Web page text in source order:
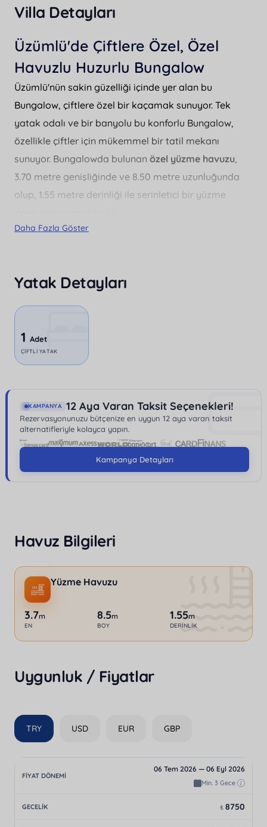
Villa Detayları
Üzümlü'de Çiftlere Özel, Özel
Havuzlu Huzurlu Bungalow
Üzümlü'nün sakin güzelliği içinde yer alan bu
Bungalow, çiftlere özel bir kaçamak sunuyor. Tek
yatak odalı ve bir banyolu bu konforlu Bungalow,
özellikle çiftler için mükemmel bir tatil mekanı
sunuyor. Bungalowda bulunan özel yüzme havuzu,
3.70 metre genişliğinde ve 8.50 metre uzunluğunda
olup, 1.55 metre derinliği ile serinletici bir yüzme
Bungalowun merkezi konumu sayesinde, plaja 7 km,
mahremiyetin tadını çıkarabilir hem de ihtiyaçlarınıza
romantik bir tatil geçirmeniz için tasarlanmış olan bu
Bungalow, sizleri bekliyor. Özellikle çiftler için ideal
için eşsiz bir fırsat sunuyor.
Daha Fazla Göster
Yatak Detayları
1 Adet
ÇIFTLI YATAK
KAMPANYA 12 Aya Varan Taksit Seçenekleri!
Rezervasyonunuzu bütçenize en uygun 12 aya varan taksit
alternatifleriyle kolayca yapın.
Kampanya Detayları
Havuz Bilgileri
Yüzme Havuzu
3.7m
EN
8.5m
BOY
1.55m
DERINLIK
Uygunluk / Fiyatlar
TRY USD EUR GBP
06 Tem 2026 — 06 Eyl 2026
Min. 3 Gece
₺ 8750